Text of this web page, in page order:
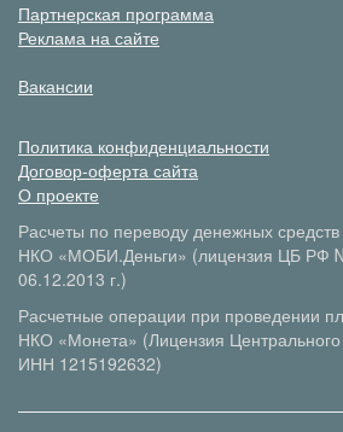
Партнерская программа
Реклама на сайте
Вакансии
Политика конфиденциальности
Договор-оферта сайта
О проекте
Расчеты по переводу денежных
НКО «МОБИ.Деньги» (лицензия ЦБ РФ
06.12.2013 г.)
Расчетные операции при проведении
НКО «Монета» (Лицензия
ИНН 1215192632)